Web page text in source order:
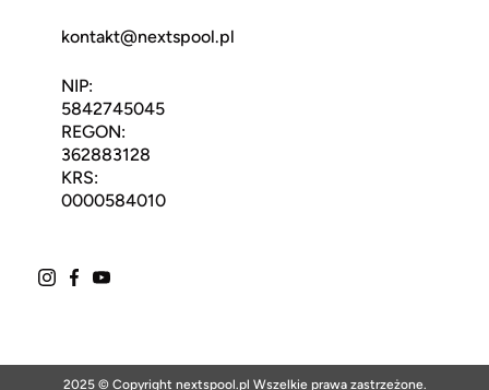
kontakt@nextspool.pl
NIP:
5842745045
REGON:
362883128
KRS:
0000584010